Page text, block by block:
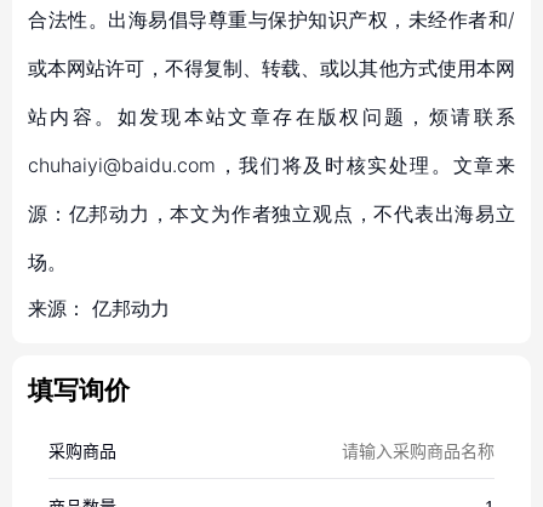
合法性。出海易倡导尊重与保护知识产权，未经作者和/
或本网站许可，不得复制、转载、或以其他方式使用本网
站内容。如发现本站文章存在版权问题，烦请联系
chuhaiyi@baidu.com，我们将及时核实处理。文章来
源：亿邦动力，本文为作者独立观点，不代表出海易立
场。
来源： 亿邦动力
填写询价